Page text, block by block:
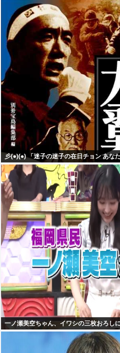
彡(●)(●) 「迷子の迷子の在日チョン あな
一ノ瀬美空ちゃん、イワシの三枚おろし